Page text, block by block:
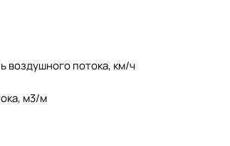
воздушного потока, км/ч
м3/м